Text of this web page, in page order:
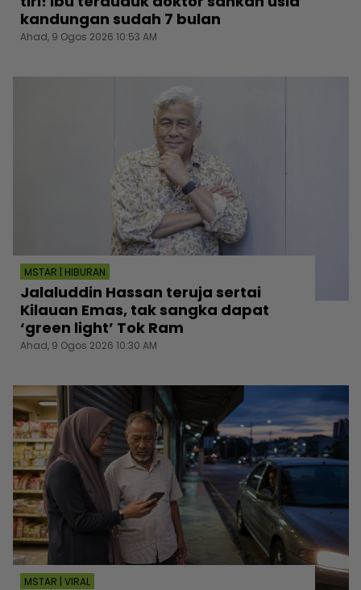
kandungan sudah 7 bulan
Ahad, 9 Ogos 2026 10:53 AM
MSTAR | HIBURAN
Jalaluddin Hassan teruja sertai
Kilauan Emas, tak sangka dapat
‘green light’ Tok Ram
Ahad, 9 Ogos 2026 10:30 AM
MSTAR | VIRAL